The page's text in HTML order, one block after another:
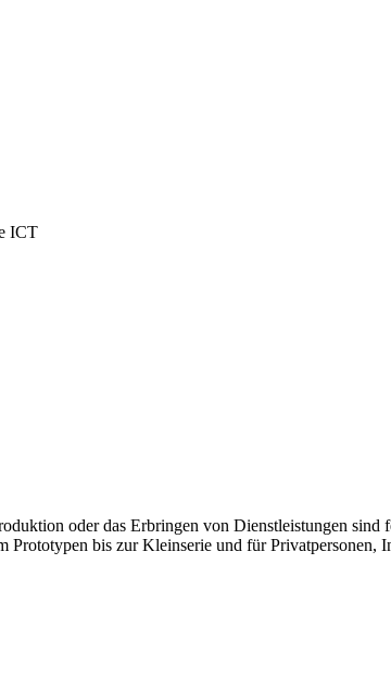
ICT
oder das Erbringen von Dienstleistungen sind
Prototypen bis zur Kleinserie und für Privatpersonen,